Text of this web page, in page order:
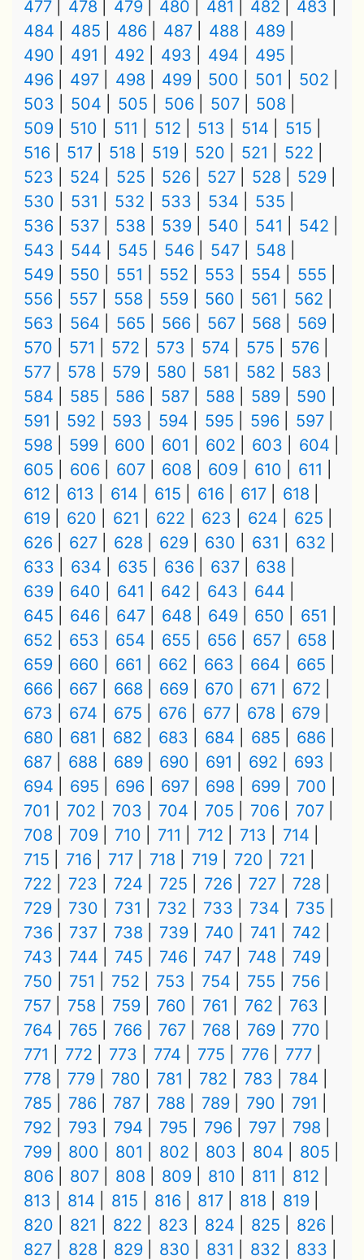
477 478 479 480 481 482
483
484
485 486 487 488
489
490
491 492 493 494
495
496
497 498 499 500 501
502
503
504 505 506 507
508
509
510 511 512 513 514
515
516
517 518 519 520 521
522
523
524 525 526 527 528
529
530
531 532 533 534
535
536
537 538 539 540 541
542
543
544 545 546 547
548
549
550 551 552 553 554
555
556
557 558 559 560 561
562
563
564 565 566 567 568
569
570
571 572 573 574 575
576
577
578 579 580 581 582
583
584
585 586 587 588 589
590
591
592 593 594 595 596
597
598
599 600 601 602 603
604
605
606 607 608 609 610
611
612
613 614 615 616 617
618
619
620 621 622 623 624
625
626
627 628 629 630 631
632
633
634 635 636 637
638
639
640 641 642 643
644
645
646 647 648 649 650
651
652
653 654 655 656 657
658
659
660 661 662 663 664
665
666
667 668 669 670 671
672
673
674 675 676 677 678
679
680
681 682 683 684 685
686
687
688 689 690 691 692
693
694
695 696 697 698 699
700
701
702 703 704 705 706
707
708
709 710 711 712 713
714
715
716 717 718 719 720
721
722
723 724 725 726 727
728
729
730 731 732 733 734
735
736
737 738 739 740 741
742
743
744 745 746 747 748
749
750
751 752 753 754 755
756
757
758 759 760 761 762
763
764
765 766 767 768 769
770
771
772 773 774 775 776
777
778
779 780 781 782 783
784
785
786 787 788 789 790
791
792
793 794 795 796 797
798
799
800 801 802 803 804
805
806
807 808 809 810 811
812
813
814 815 816 817 818
819
820
821 822 823 824 825
826
827
828 829 830 831 832
833